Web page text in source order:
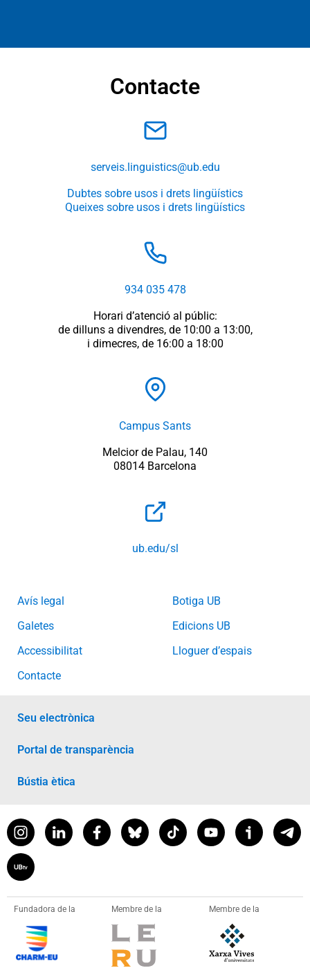
Contacte
serveis.linguistics@ub.edu
Dubtes sobre usos i drets lingüístics
Queixes sobre usos i drets lingüístics
934 035 478
Horari d’atenció al públic:
de dilluns a divendres, de 10:00 a 13:00,
i dimecres, de 16:00 a 18:00
Campus Sants
Melcior de Palau, 140
08014 Barcelona
ub.edu/sl
Avís legal
Galetes
Accessibilitat
Contacte
Botiga UB
Edicions UB
Lloguer d’espais
Seu electrònica
Portal de transparència
Bústia ètica
Fundadora de la Membre de la Membre de la